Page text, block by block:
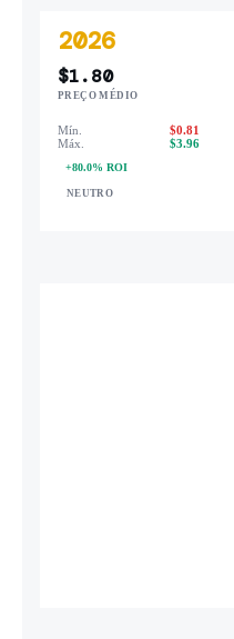
2026
$1.80
PREÇO MÉDIO
Mín.
$0.81
Máx.
$3.96
+80.0% ROI
NEUTRO